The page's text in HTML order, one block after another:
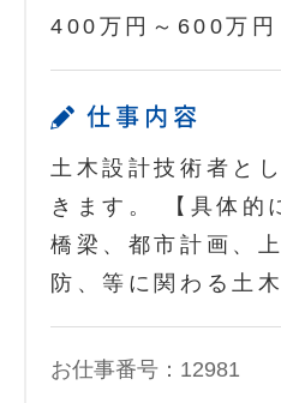
400万円～600万円
仕事内容
土木設計技術者と
きます。 【具体的
橋梁、都市計画、
防、等に関わる土
お仕事番号：12981